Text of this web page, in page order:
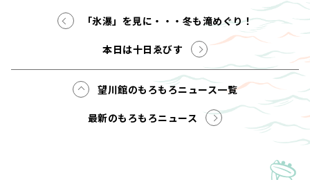
「氷瀑」を見に・・・冬も滝めぐり！
本日は十日ゑびす
望川館のもろもろニュース一覧
最新のもろもろニュース